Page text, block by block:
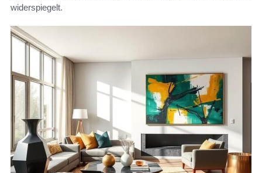
widerspiegelt.